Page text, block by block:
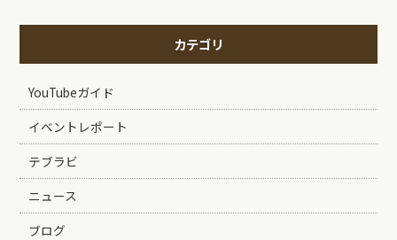
カテゴリ
YouTubeガイド
イベントレポート
テブラビ
ニュース
ブログ